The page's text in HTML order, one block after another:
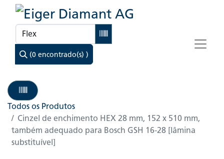
(0 encontrado(s) )
Todos os Produtos
Cinzel de enchimento HEX 28 mm, 152 x 510 mm,
também adequado para Bosch GSH 16-28 [lâmina
substituível]